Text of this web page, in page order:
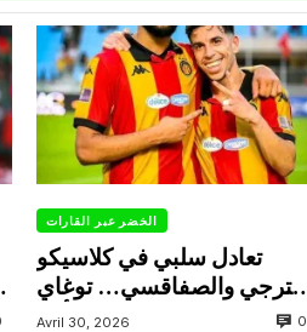
الخضر عبر القارات
تعادل سلبي في كلاسيكو
الترجي والصفاقسي… توغاي
يهدر ركلة جزاء وبوعالية يتألق
Avril 30, 2026 0